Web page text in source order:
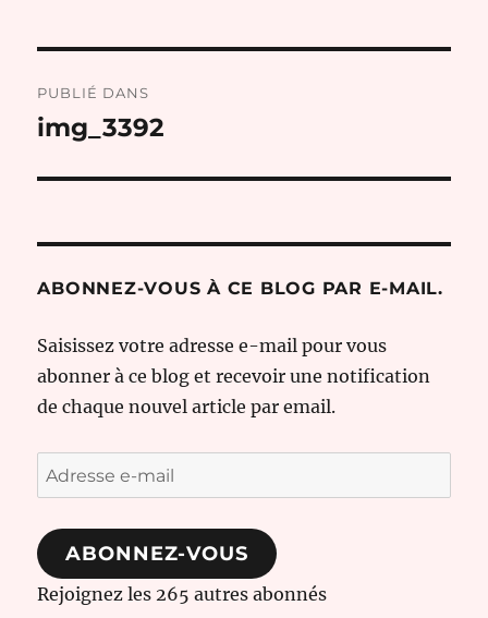
de
PUBLIÉ DANS
img_3392
ABONNEZ-VOUS À CE BLOG PAR E-MAIL.
Saisissez votre adresse e-mail pour vous
abonner à ce blog et recevoir une notification
de chaque nouvel article par email.
Adresse
e-
mail
ABONNEZ-VOUS
Rejoignez les 265 autres abonnés